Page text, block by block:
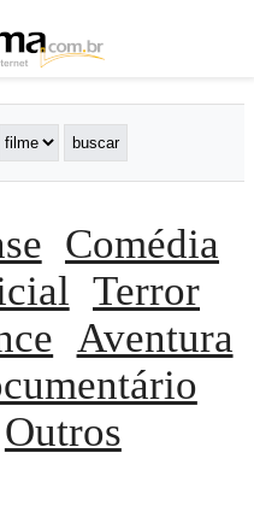
Comédia
Terror
Aventura
Outros